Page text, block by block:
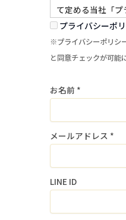
て定める当社「プ
に基づき、適切に
当社求人へのご
針及び「プライバ
要があります。
１．個人情報の
当社は、個人情報
ます。
当社は、個人情報
プライバシーポ
※プライバシーポリシ
と同意チェックが可能
お名前 *
メールアドレス *
LINE ID